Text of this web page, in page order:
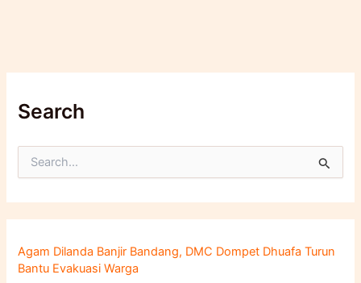
Search
a
t
u
Agam Dilanda Banjir Bandang, DMC Dompet Dhuafa Turun
Bantu Evakuasi Warga